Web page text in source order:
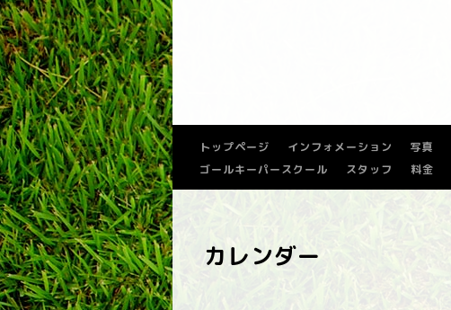
トップページ インフォメーション 写真
ゴールキーパースクール
スタッフ 料金
カレンダー